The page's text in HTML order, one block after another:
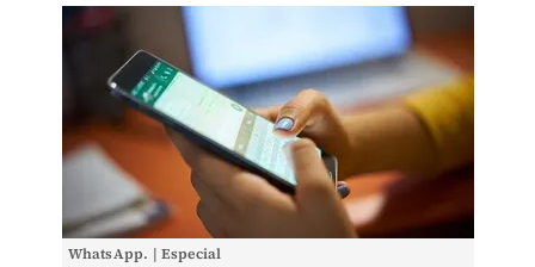
WhatsApp. | Especial